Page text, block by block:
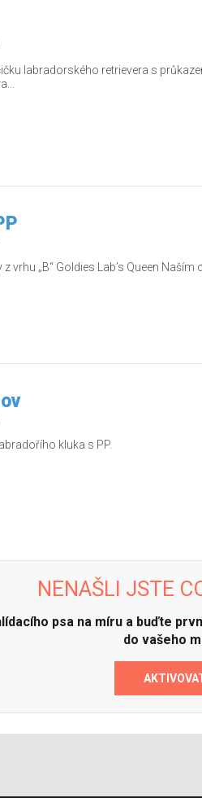
labradorského retrievera s
vrhu „B“ Goldies Lab’s Queen
kluka s PP.
NENAŠLI JSTE
psa na míru a buďte
do vašeho